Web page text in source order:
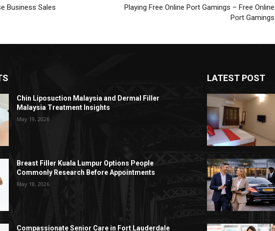
Business Sales
Playing Free Online Port Gamings – Free Online
Port Gamings
Chin Liposuction Malaysia and Dermal Filler
Malaysia Treatment Insights
May 19, 2026
Breast Filler Kuala Lumpur Options People
Commonly Research Before Appointments
May 18, 2026
Compassionate Senior Care in Fort Lauderdale
LATEST POST